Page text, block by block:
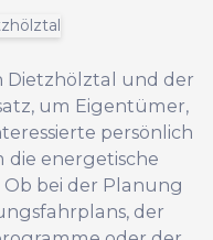
Dietzhölztal und der
um Eigentümer,
persönlich
die energetische
bei der Planung
der